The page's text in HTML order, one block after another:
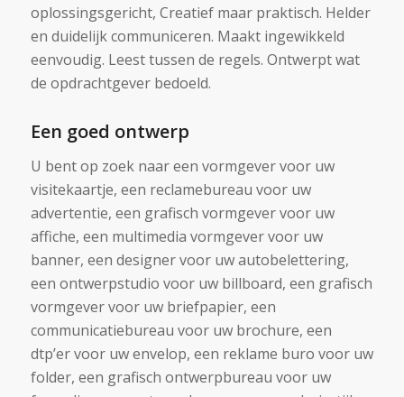
oplossings­gericht, Creatief maar praktisch. Helder
en duidelijk communiceren. Maakt ingewikkeld
eenvoudig. Leest tussen de regels. Ontwerpt wat
de opdrachtgever bedoeld.
Een goed ontwerp
U bent op zoek naar een vormgever voor uw
visitekaartje, een reclamebureau voor uw
advertentie, een grafisch vormgever voor uw
affiche, een multimedia vormgever voor uw
banner, een designer voor uw autobelettering,
een ontwerpstudio voor uw billboard, een grafisch
vormgever voor uw briefpapier, een
communicatiebureau voor uw brochure, een
dtp’er voor uw envelop, een reklame buro voor uw
folder, een grafisch ontwerpbureau voor uw